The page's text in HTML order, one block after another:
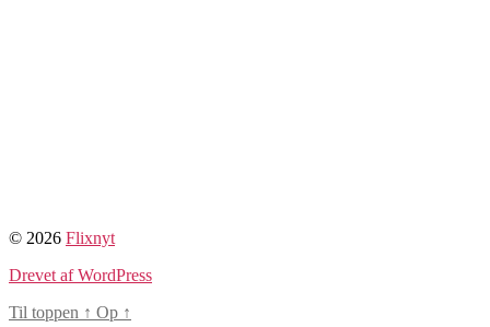
© 2026 Flixnyt
Drevet af WordPress
Til toppen ↑ Op ↑